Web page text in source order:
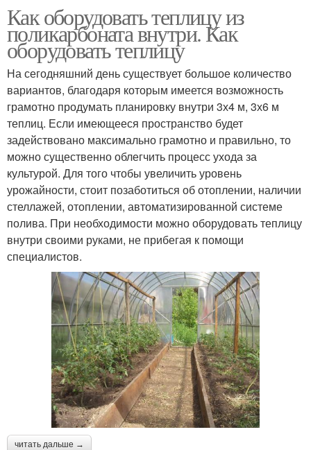
Как оборудовать теплицу из
поликарбоната внутри. Как
оборудовать теплицу
На сегодняшний день существует большое количество
вариантов, благодаря которым имеется возможность
грамотно продумать планировку внутри 3х4 м, 3х6 м
теплиц. Если имеющееся пространство будет
задействовано максимально грамотно и правильно, то
можно существенно облегчить процесс ухода за
культурой. Для того чтобы увеличить уровень
урожайности, стоит позаботиться об отоплении, наличии
стеллажей, отоплении, автоматизированной системе
полива. При необходимости можно оборудовать теплицу
внутри своими руками, не прибегая к помощи
специалистов.
читать дальше →